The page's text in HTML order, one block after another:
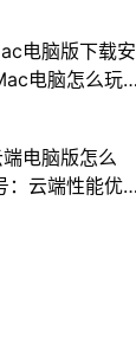
电脑版下载安
电脑怎么玩
电脑版怎么
：云端性能优